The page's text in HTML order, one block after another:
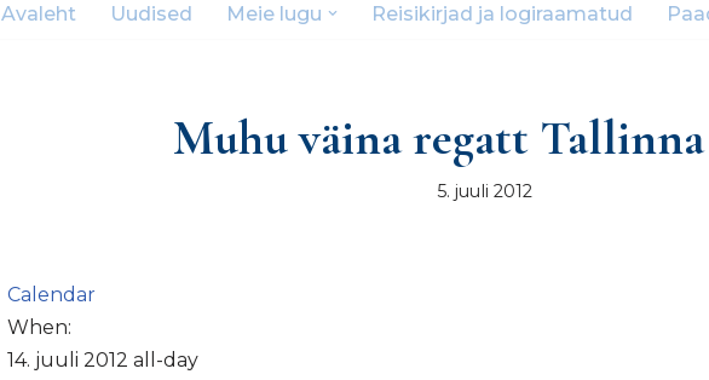
Avaleht Uudised Meie lugu Reisikirjad ja logiraamatud
Muhu väina regatt
5. juuli 2012
Calendar
When:
14. juuli 2012 all-day